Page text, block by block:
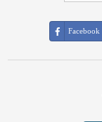
Facebook